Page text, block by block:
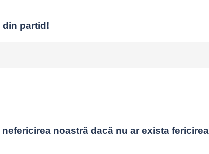
din partid!
noastră dacă nu ar exista fericirea